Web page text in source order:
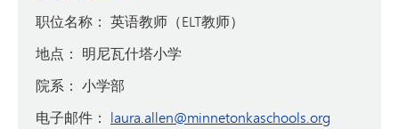
职位名称： 英语教师（ELT教师）
地点： 明尼瓦什塔小学
院系： 小学部
电子邮件： laura.allen@minnetonkaschools.org